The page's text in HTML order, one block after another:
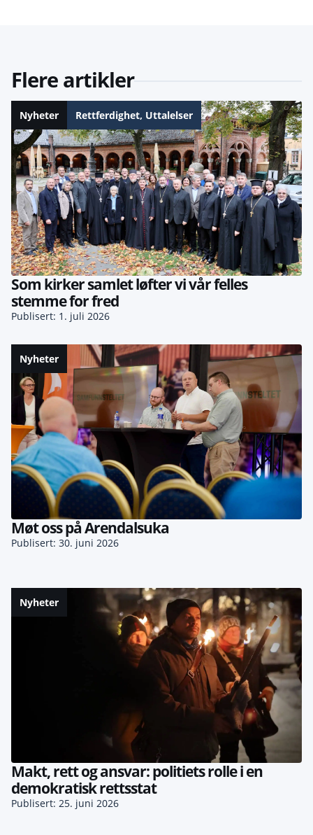
Flere artikler
Nyheter Rettferdighet, Uttalelser
Som kirker samlet løfter vi vår felles
stemme for fred
Publisert: 1. juli 2026
Nyheter
Møt oss på Arendalsuka
Publisert: 30. juni 2026
Nyheter
Makt, rett og ansvar: politiets rolle i en
demokratisk rettsstat
Publisert: 25. juni 2026